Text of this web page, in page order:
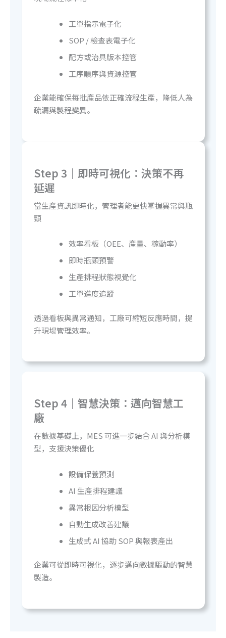
工單指示電子化
SOP / 檢查表電子化
配方或治具版本控管
工序順序與資源控管
企業能確保每批產品依正確流程生產，降低人為
疏漏與製程變異。
Step 3｜即時可視化： 決策不再
延遲
當生產資訊即時化，管理者能更快掌握異常與瓶
頸
效率看板（OEE、產量、稼動率）
即時瓶頸預警
生產排程狀態視覺化
工單進度追蹤
透過看板與異常通知，工廠可縮短反應時間，提
升現場管理效率。
Step 4｜智慧決策： 邁向智慧工
廠
在數據基礎上，MES 可進一步結合 AI 與分析模
型，支援決策優化
設備保養預測
AI 生產排程建議
異常根因分析模型
自動生成改善建議
生成式 AI 協助 SOP 與報表產出
企業可從即時可視化，逐步邁向數據驅動的智慧
製造。